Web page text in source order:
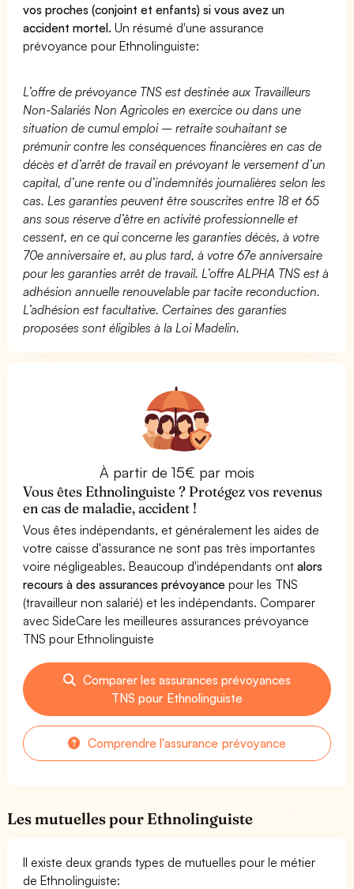
vos proches (conjoint et enfants) si vous avez un
accident mortel. Un résumé d'une assurance
prévoyance pour Ethnolinguiste:
L’offre de prévoyance TNS est destinée aux Travailleurs
Non-Salariés Non Agricoles en exercice ou dans une
situation de cumul emploi – retraite souhaitant se
prémunir contre les conséquences financières en cas de
décès et d’arrêt de travail en prévoyant le versement d’un
capital, d’une rente ou d’indemnités journalières selon les
cas. Les garanties peuvent être souscrites entre 18 et 65
ans sous réserve d’être en activité professionnelle et
cessent, en ce qui concerne les garanties décès, à votre
70e anniversaire et, au plus tard, à votre 67e anniversaire
pour les garanties arrêt de travail. L’offre ALPHA TNS est à
adhésion annuelle renouvelable par tacite reconduction.
L’adhésion est facultative. Certaines des garanties
proposées sont éligibles à la Loi Madelin.
À partir de 15€ par mois
Vous êtes Ethnolinguiste ? Protégez vos revenus
en cas de maladie, accident !
Vous êtes indépendants, et généralement les aides de
votre caisse d'assurance ne sont pas très importantes
voire négligeables. Beaucoup d'indépendants ontalors
recours à des assurances prévoyance pour les TNS
(travailleur non salarié) et les indépendants. Comparer
avec SideCare les meilleures assurances prévoyance
TNS pour Ethnolinguiste
Comparer les assurances prévoyances
TNS pour Ethnolinguiste
Comprendre l'assurance prévoyance
Les mutuelles pour Ethnolinguiste
Il existe deux grands types de mutuelles pour le métier
de Ethnolinguiste: